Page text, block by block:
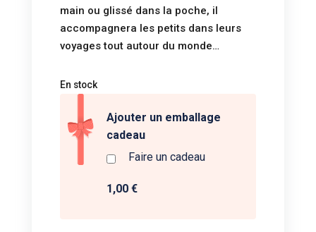
main ou glissé dans la poche, il
accompagnera les petits dans leurs
voyages tout autour du monde…
En stock
Ajouter un emballage
cadeau
Faire un cadeau
1,00 €